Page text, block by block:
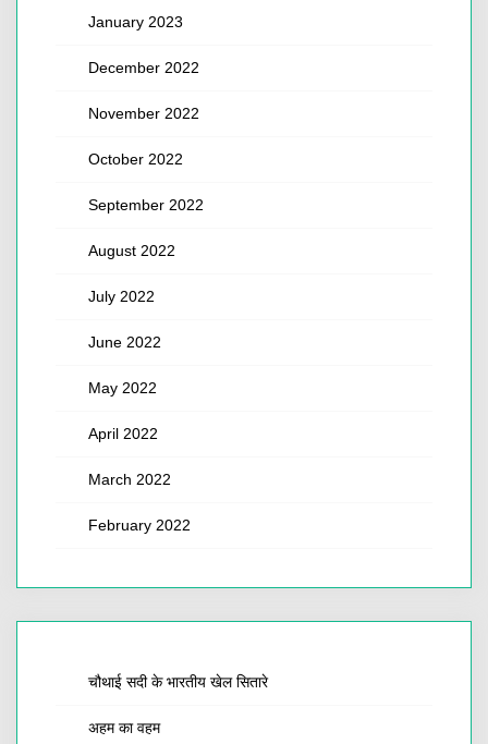
January 2023
December 2022
November 2022
October 2022
September 2022
August 2022
July 2022
June 2022
May 2022
April 2022
March 2022
February 2022
चौथाई सदी के भारतीय खेल सितारे
अहम का वहम